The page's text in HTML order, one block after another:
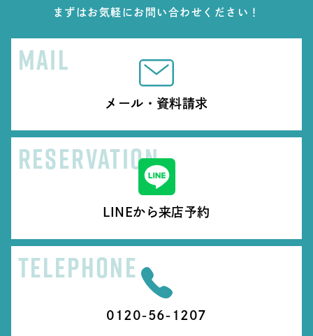
まずはお気軽にお問い合わせください！
MAIL
メール・資料請求
RESERVATION
LINEから来店予約
TELEPHONE
0120-56-1207